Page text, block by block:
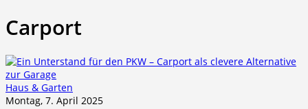
Carport
Haus & Garten
Montag, 7. April 2025